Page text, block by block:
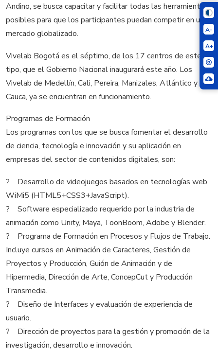
A-
A+
Andino, se busca capacitar y facilitar todas las herramientas
posibles para que los participantes puedan competir en un
mercado globalizado.
Vivelab Bogotá es el séptimo, de los 17 centros de este
tipo, que el Gobierno Nacional inaugurará este año. Los
Vivelab de Medellín, Cali, Pereira, Manizales, Atlántico y
Cauca, ya se encuentran en funcionamiento.
Programas de Formación
Los programas con los que se busca fomentar el desarrollo
de ciencia, tecnología e innovación y su aplicación en
empresas del sector de contenidos digitales, son:
? Desarrollo de videojuegos basados en tecnologías web
WiMi5 (HTML5+CSS3+JavaScript).
? Software especializado requerido por la industria de
animación como Unity, Maya, ToonBoom, Adobe y Blender.
? Programa de Formación en Procesos y Flujos de Trabajo.
Incluye cursos en Animación de Caracteres, Gestión de
Proyectos y Producción, Guión de Animación y de
Hipermedia, Dirección de Arte, ConcepCut y Producción
Transmedia.
? Diseño de Interfaces y evaluación de experiencia de
usuario.
? Dirección de proyectos para la gestión y promoción de la
investigación, desarrollo e innovación.